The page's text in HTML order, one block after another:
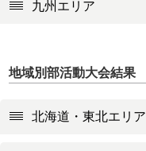
九州エリア
地域別部活動大会結果
北海道・東北エリア